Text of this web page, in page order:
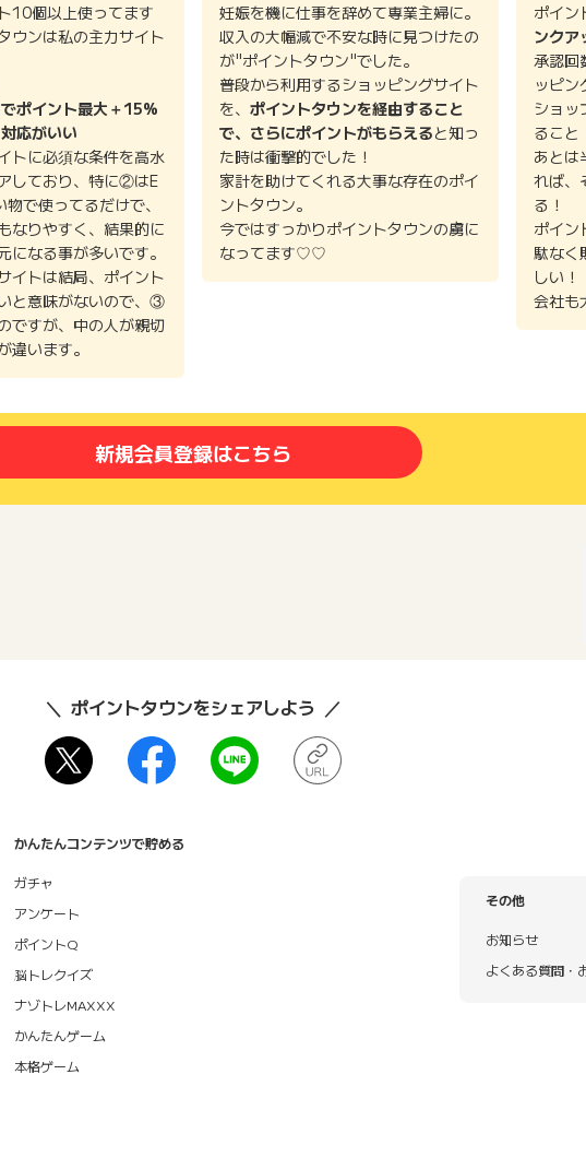
10個以上使ってます
ウンは私の主力サイト
ポイント最大＋15%
応がいい
トに必須な条件を高水
しており、特に②はE
で使ってるだけで、
なりやすく、結果的に
になる事が多いです。
イトは結局、ポイント
と意味がないので、③
ですが、中の人が親切
違います。
妊娠を機に仕事を辞めて専業主婦に。
収入の大幅減で不安な時に見つけたの
が"ポイントタウン"でした。
普段から利用するショッピングサイト
を、 ポイントタウンを経由すること
で、さらにポイントがもらえると知っ
た時は衝撃的でした！
家計を助けてくれる大事な存在のポイ
ントタウン。
今ではすっかりポイントタウンの虜に
なってます♡♡
ポイン
ンクア
承認回
ッピ
ショッ
ること
あとは
れば、
る！
ポイン
駄なく
しい！
会社も
新規会員登録はこちら
ポイントタウンをシェアしよう
かんたんコンテンツで貯める
ガチャ
アンケート
ポイントQ
脳トレクイズ
ナゾトレMAXXX
かんたんゲーム
本格ゲーム
その他
お知らせ
よくある質問・